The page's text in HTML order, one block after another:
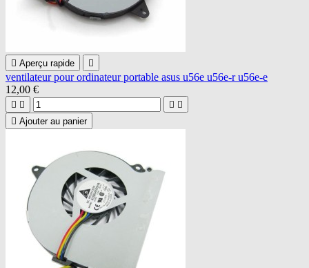
 Aperçu rapide 
ventilateur pour ordinateur portable asus u56e u56e-r u56e-e
12,00 €
   
 Ajouter au panier